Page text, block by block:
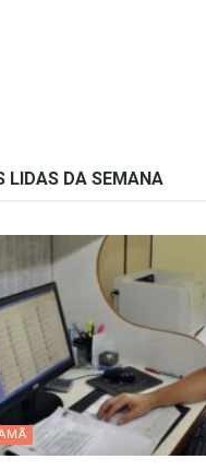
LIDAS DA SEMANA